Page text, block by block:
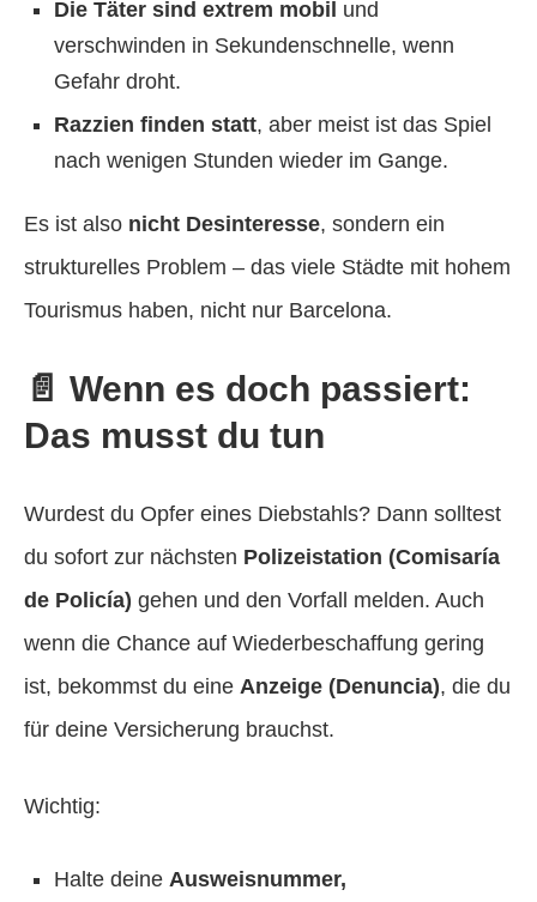
Die Täter sind extrem mobil und
verschwinden in Sekundenschnelle, wenn
Gefahr droht.
Razzien finden statt, aber meist ist das Spiel
nach wenigen Stunden wieder im Gange.
Es ist also nicht Desinteresse, sondern ein
strukturelles Problem – das viele Städte mit hohem
Tourismus haben, nicht nur Barcelona.
📄 Wenn es doch passiert:
Das musst du tun
Wurdest du Opfer eines Diebstahls? Dann solltest
du sofort zur nächsten Polizeistation (Comisaría
de Policía) gehen und den Vorfall melden. Auch
wenn die Chance auf Wiederbeschaffung gering
ist, bekommst du eine Anzeige (Denuncia), die du
für deine Versicherung brauchst.
Wichtig:
Halte deine Ausweisnummer,